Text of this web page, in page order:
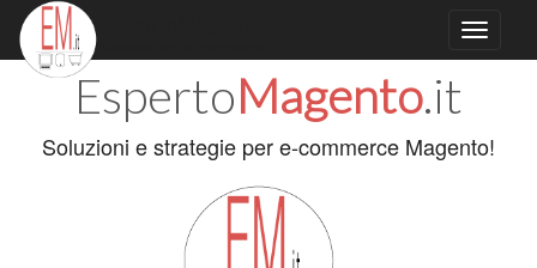
Main menu
Skip to contentEspertoMagento.it
Soluzioni e strategie per e-commerce Magento!